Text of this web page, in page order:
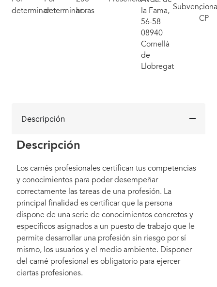
determinardeterminarhoras
la Fama,
56-58
08940
Cornellà
de
Llobregat
,
CP
Descripción
Descripción
Los carnés profesionales certifican tus competencias
y conocimientos para poder desempeñar
correctamente las tareas de una profesión. La
principal finalidad es certificar que la persona
dispone de una serie de conocimientos concretos y
específicos asignados a un puesto de trabajo que le
permite desarrollar una profesión sin riesgo por sí
mismo, los usuarios y el medio ambiente. Disponer
del carné profesional es obligatorio para ejercer
ciertas profesiones.